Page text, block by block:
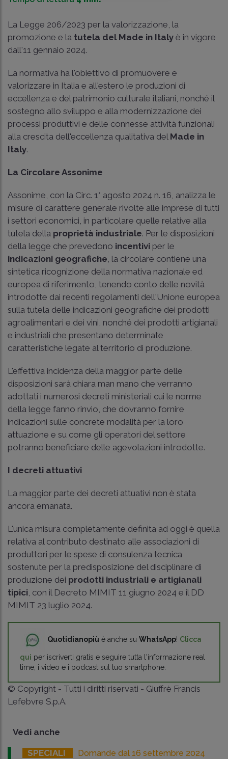
La Legge 206/2023 per la valorizzazione, la
promozione e la tutela del Made in Italy è in vigore
dall'11 gennaio 2024.
La normativa ha l'obiettivo di promuovere e
valorizzare in Italia e all'estero le produzioni di
eccellenza e del patrimonio culturale italiani, nonché il
sostegno allo sviluppo e alla modernizzazione dei
processi produttivi e delle connesse attività funzionali
alla crescita dell'eccellenza qualitativa del Made in
Italy.
La Circolare Assonime
Assonime, con la Circ. 1° agosto 2024 n. 16, analizza le
misure di carattere generale rivolte alle imprese di tutti
i settori economici, in particolare quelle relative alla
tutela della proprietà industriale. Per le disposizioni
della legge che prevedono incentivi per le
indicazioni geografiche, la circolare contiene una
sintetica ricognizione della normativa nazionale ed
europea di riferimento, tenendo conto delle novità
introdotte dai recenti regolamenti dell'Unione europea
sulla tutela delle indicazioni geografiche dei prodotti
agroalimentari e dei vini, nonché dei prodotti artigianali
e industriali che presentano determinate
caratteristiche legate al territorio di produzione.
L'effettiva incidenza della maggior parte delle
disposizioni sarà chiara man mano che verranno
adottati i numerosi decreti ministeriali cui le norme
della legge fanno rinvio, che dovranno fornire
indicazioni sulle concrete modalità per la loro
attuazione e su come gli operatori del settore
potranno beneficiare delle agevolazioni introdotte.
I decreti attuativi
La maggior parte dei decreti attuativi non è stata
ancora emanata.
L'unica misura completamente definita ad oggi è quella
relativa al contributo destinato alle associazioni di
produttori per le spese di consulenza tecnica
sostenute per la predisposizione del disciplinare di
produzione dei prodotti industriali e artigianali
tipici, con il Decreto MIMIT 11 giugno 2024 e il DD
MIMIT 23 luglio 2024.
Quotidianopiù è anche su WhatsApp! Clicca
qui per iscriverti gratis e seguire tutta l'informazione real
time, i video e i podcast sul tuo smartphone.
© Copyright - Tutti i diritti riservati - Giuffrè Francis
Lefebvre S.p.A.
Vedi anche
SPECIALI Domande dal 16 settembre 2024